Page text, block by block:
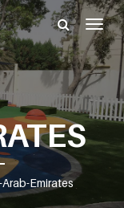
Arab-Emirates